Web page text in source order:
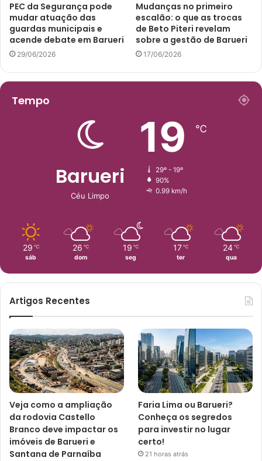
PEC da Segurança pode
mudar atuação das
guardas municipais e
acende debate em Barueri
29/06/2026
Mudanças no primeiro
escalão: o que as trocas
de Beto Piteri revelam
sobre a gestão de Barueri
17/06/2026
Tempo
Barueri
Céu Limpo
19 ℃
29º - 19º
90%
0.99 km/h
29 ℃
sáb
26 ℃
dom
19 ℃
seg
17 ℃
ter
24 ℃
qua
Artigos Recentes
Veja como a ampliação
da rodovia Castello
Branco deve impactar os
imóveis de Barueri e
Santana de Parnaíba
Faria Lima ou Barueri?
Conheça os segredos
para investir no lugar
certo!
21 horas atrás